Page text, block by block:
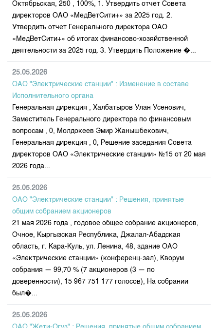
Октябрьская, 250 , 100%, 1. Утвердить отчет Совета
директоров ОАО «МедВетСити+» за 2025 год. 2.
Утвердить отчет Генерального директора ОАО
«МедВетСити+» об итогах финансово-хозяйственной
деятельности за 2025 год. 3. Утвердить Положение �...
25.05.2026
ОАО "Электрические станции" : Изменение в составе
Исполнительного органа
Генеральная дирекция , Халбатыров Улан Усенович,
Заместитель Генерального директора по финансовым
вопросам , 0, Молдокеев Эмир Жанышбекович,
Генеральная дирекция , 0, Решение заседания Совета
директоров ОАО «Электрические станции» №15 от 20 мая
2026 года...
25.05.2026
ОАО "Электрические станции" : Решения, принятые
общим собранием акционеров
21 мая 2026 года , годовое общее собрание акционеров,
Очное, Кыргызская Республика, Джалал-Абадская
область, г. Кара-Куль, ул. Ленина, 48, здание ОАО
«Электрические станции» (конференц-зал), Кворум
собрания — 99,70 % (7 акционеров (3 — по
доверенности), 15 967 751 177 голосов), На собрании
был�...
25.05.2026